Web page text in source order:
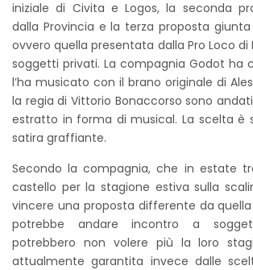
iniziale di Civita e Logos, la seconda
dalla Provincia e la terza proposta giunta
ovvero quella presentata dalla Pro Loco di
soggetti privati. La compagnia Godot ha
l’ha musicato con il brano originale di
la regia di Vittorio Bonaccorso sono
estratto in forma di musical. La scelta è
satira graffiante.
Secondo la compagnia, che in estate
castello per la stagione estiva sulla
vincere una proposta differente da quella
potrebbe andare incontro a
potrebbero non volere più la loro
attualmente garantita invece dalle